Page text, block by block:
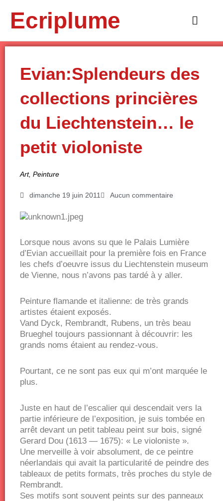
contenuEcriplume
Main
Evian:Splendeurs des
collections princières
du Liechtenstein… le
petit violoniste
Art, Peinture
dimanche 19 juin 2011 Aucun commentaire
Lorsque nous avons su que le Palais Lumière
d’Evian accueillait pour la première fois en France
les chefs d’oeuvre issus du Liechtenstein museum
de Vienne, nous n’avons pas tardé à y aller.
Peinture flamande et italienne: de très grands
artistes étaient exposés.
Vand Dyck, Rembrandt, Rubens, un très beau
Brueghel toujours passionnant à découvrir: les
grands noms étaient au rendez-vous.
Pourtant, ce ne sont pas eux qui m’ont marquée le
plus.
Juste en haut de l’escalier qui descendait vers la
partie inférieure de l’exposition, je suis tombée en
arrêt devant un petit tableau peint sur bois, signé
Gerard Dou (1613 — 1675): « Le violoniste ».
Une merveille à voir absolument, de ce peintre
néerlandais qui avait la particularité de peindre des
tableaux de petits formats, très proches du style de
Rembrandt.
Ses motifs sont souvent peints sur des panneaux